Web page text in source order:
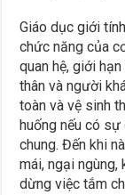
Giáo dục giới
chức năng của
quan hệ, giới
thân và người
toàn và vệ sinh
huống nếu có sự
chung. Đến khi
mái, ngại ngùng,
dừng việc tắm